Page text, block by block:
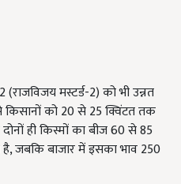
मस्टर्ड-2) को भी उन्नत
किसानों को 20 से 25 क्विंटत तक
दोनों ही किस्मों का बीज 60 से 85
जबकि बाजार में इसका भाव 250